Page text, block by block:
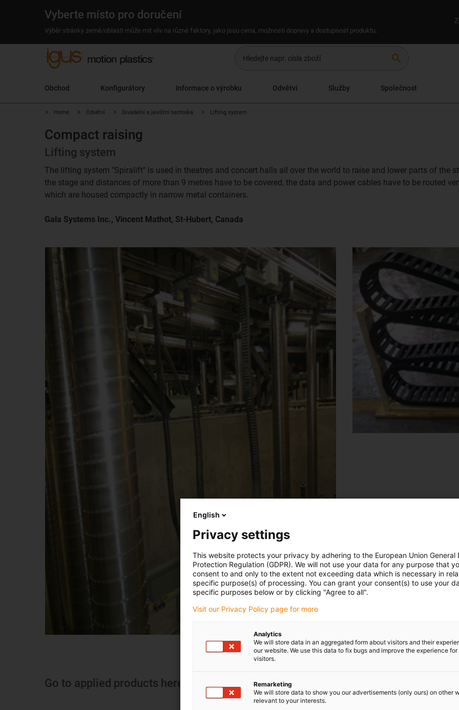
Vyberte místo pro doručení
Výběr stránky země/oblasti může mít vliv na různé faktory, jako jsou cena, možnosti dopravy a dostupnost produktu.
search
Obchod Konfigurátory Informace o výrobku Odvětví Služby Společnost
Home Odvětví Divadelní a jevištní technika Lifting system
Compact raising
Lifting system
The lifting system "Spiralift" is used in theatres and concert halls all over the world to raise and lower parts of the
the stage and distances of more than 9 metres have to be covered, the data and power cables have to be routed
which are housed compactly in narrow metal containers.
Gala Systems Inc., Vincent Mathot, St-Hubert, Canada
Go to applied products here
English
Privacy settings
This website protects your privacy by adhering to the European Union General
Protection Regulation (GDPR). We will not use your data for any purpose that
consent to and only to the extent not exceeding data which is necessary in
specific purpose(s) of processing. You can grant your consent(s) to use your
specific purposes below or by clicking "Agree to all".
Visit our Privacy Policy page for more
Analytics
We will store data in an aggregated form about visitors and their
our website. We use this data to fix bugs and improve the experience for
visitors.
Remarketing
We will store data to show you our advertisements (only ours) on other
relevant to your interests.